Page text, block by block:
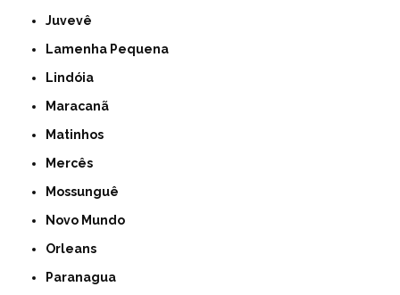
Juvevê
Lamenha Pequena
Lindóia
Maracanã
Matinhos
Mercês
Mossunguê
Novo Mundo
Orleans
Paranagua